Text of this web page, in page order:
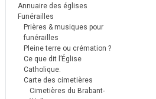
Annuaire des églises
Funérailles
Prières & musiques pour
funérailles
Pleine terre ou crémation ?
Ce que dit l’Église
Catholique.
Carte des cimetières
Cimetières du Brabant-